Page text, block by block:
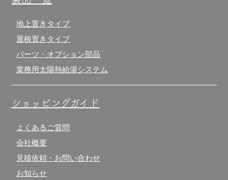
地上置きタイプ
屋根置きタイプ
パーツ・オプション部品
業務用太陽熱給湯システム
ショッピングガイド
よくあるご質問
会社概要
見積依頼・お問い合わせ
お知らせ